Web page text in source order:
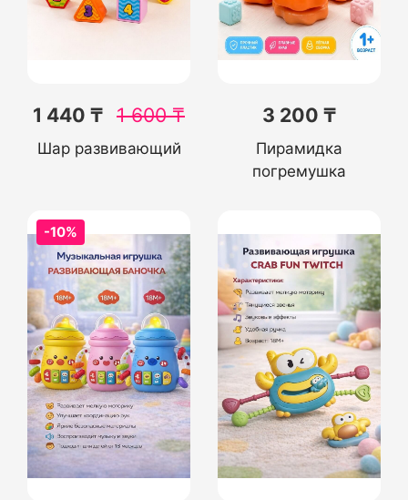
1 440 ₸ 1 600₸
Шар развивающий
3 200 ₸
Пирамидка
погремушка
-10%